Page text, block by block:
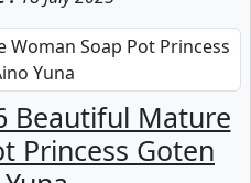
Beautiful Mature
Princess Goten